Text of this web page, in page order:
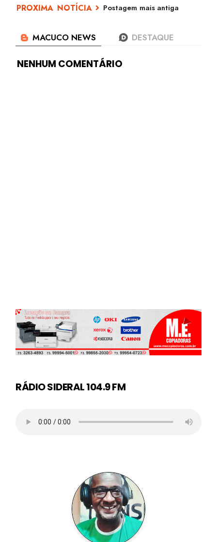
Postagem mais antiga
NENHUM COMENTÁRIO
RÁDIO SIDERAL 104.9 FM